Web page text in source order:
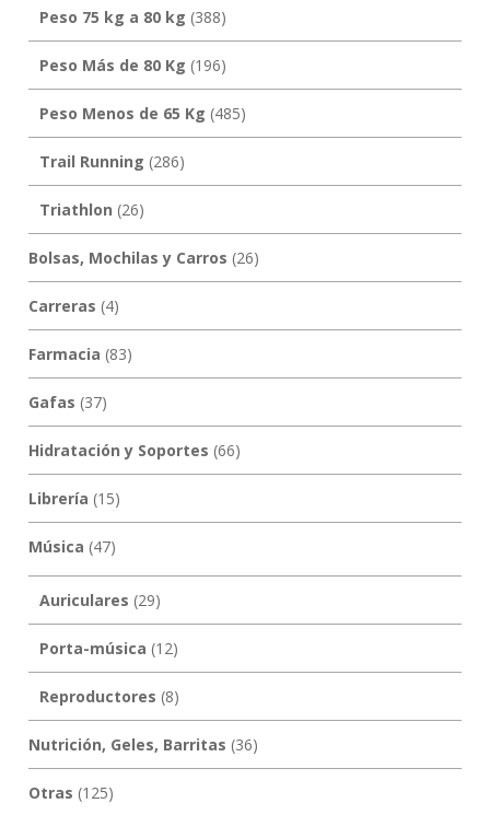
Peso 75 kg a 80 kg (388)
Peso Más de 80 Kg (196)
Peso Menos de 65 Kg (485)
Trail Running (286)
Triathlon (26)
Bolsas, Mochilas y Carros (26)
Carreras (4)
Farmacia (83)
Gafas (37)
Hidratación y Soportes (66)
Librería (15)
Música (47)
Auriculares (29)
Porta-música (12)
Reproductores (8)
Nutrición, Geles, Barritas (36)
Otras (125)